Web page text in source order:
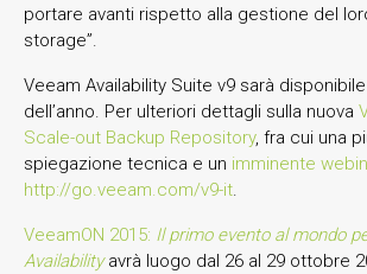
portare avanti rispetto alla gestione del
storage”.
Veeam Availability Suite v9 sarà
dell’anno. Per ulteriori dettagli sulla nuova
Scale-out Backup Repository, fra cui una
spiegazione tecnica e un imminente
http://go.veeam.com/v9-it.
VeeamON 2015: Il primo evento al mondo
Availabilityavrà luogo dal 26 al 29 ottobre